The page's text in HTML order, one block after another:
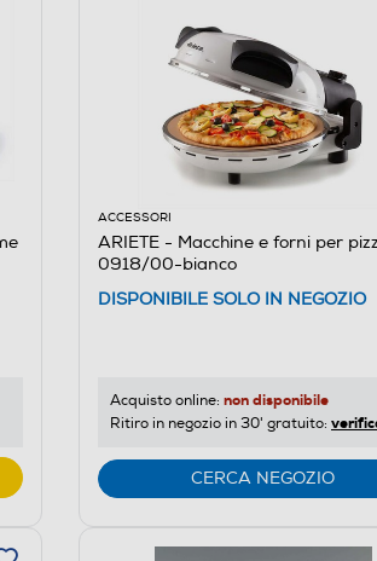
ACCESSORI
ARIETE - Macchine e forni per
0918/00-bianco
DISPONIBILE SOLO IN NEGOZIO
Acquisto online: non disponibile
Ritiro in negozio in 30' gratuito:
CERCA NEGOZIO